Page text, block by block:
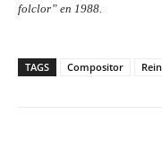
folclor” en 1988.
TAGS Compositor